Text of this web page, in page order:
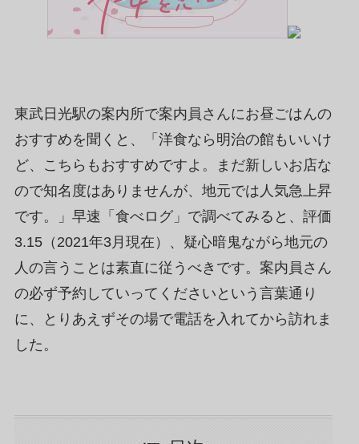
東武日光駅の案内所で案内員さんにお昼ごはんの
おすすめを聞くと、「洋食なら明治の館もいいけ
ど、こちらもおすすめですよ。まだ新しいお店な
ので知名度はありませんが、地元では人気急上昇
です。」早速「食べログ」で調べてみると、評価
3.15（2021年3月現在）、疑心暗鬼ながら地元の
人の言うことは素直に従うべきです。案内員さん
の必ず予約していってくださいという言葉通り
に、とりあえずその場で電話を入れてから訪れま
した。